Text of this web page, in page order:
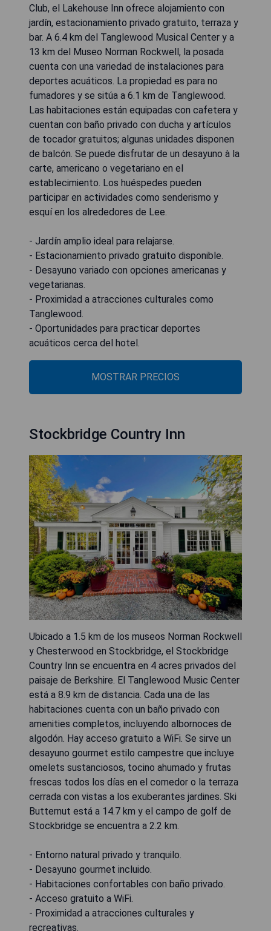
Club, el Lakehouse Inn ofrece alojamiento con
jardín, estacionamiento privado gratuito, terraza y
bar. A 6.4 km del Tanglewood Musical Center y a
13 km del Museo Norman Rockwell, la posada
cuenta con una variedad de instalaciones para
deportes acuáticos. La propiedad es para no
fumadores y se sitúa a 6.1 km de Tanglewood.
Las habitaciones están equipadas con cafetera y
cuentan con baño privado con ducha y artículos
de tocador gratuitos; algunas unidades disponen
de balcón. Se puede disfrutar de un desayuno à la
carte, americano o vegetariano en el
establecimiento. Los huéspedes pueden
participar en actividades como senderismo y
esquí en los alrededores de Lee.
- Jardín amplio ideal para relajarse.
- Estacionamiento privado gratuito disponible.
- Desayuno variado con opciones americanas y
vegetarianas.
- Proximidad a atracciones culturales como
Tanglewood.
- Oportunidades para practicar deportes
acuáticos cerca del hotel.
MOSTRAR PRECIOS
Stockbridge Country Inn
Ubicado a 1.5 km de los museos Norman Rockwell
y Chesterwood en Stockbridge, el Stockbridge
Country Inn se encuentra en 4 acres privados del
paisaje de Berkshire. El Tanglewood Music Center
está a 8.9 km de distancia. Cada una de las
habitaciones cuenta con un baño privado con
amenities completos, incluyendo albornoces de
algodón. Hay acceso gratuito a WiFi. Se sirve un
desayuno gourmet estilo campestre que incluye
omelets sustanciosos, tocino ahumado y frutas
frescas todos los días en el comedor o la terraza
cerrada con vistas a los exuberantes jardines. Ski
Butternut está a 14.7 km y el campo de golf de
Stockbridge se encuentra a 2.2 km.
- Entorno natural privado y tranquilo.
- Desayuno gourmet incluido.
- Habitaciones confortables con baño privado.
- Acceso gratuito a WiFi.
- Proximidad a atracciones culturales y
recreativas.